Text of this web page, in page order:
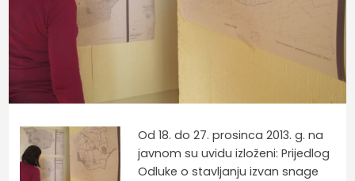
Od 18. do 27. prosinca 2013. g. na
javnom su uvidu izloženi: Prijedlog
Odluke o stavljanju izvan snage